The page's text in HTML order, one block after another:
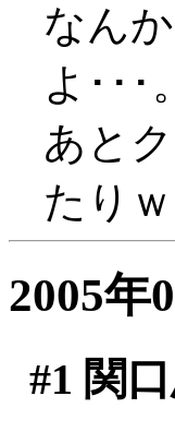
なん
よ･･･。
あと
たりｗ
2005年
#1 関